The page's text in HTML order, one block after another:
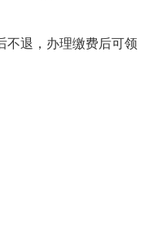
不退，办理缴费后可领